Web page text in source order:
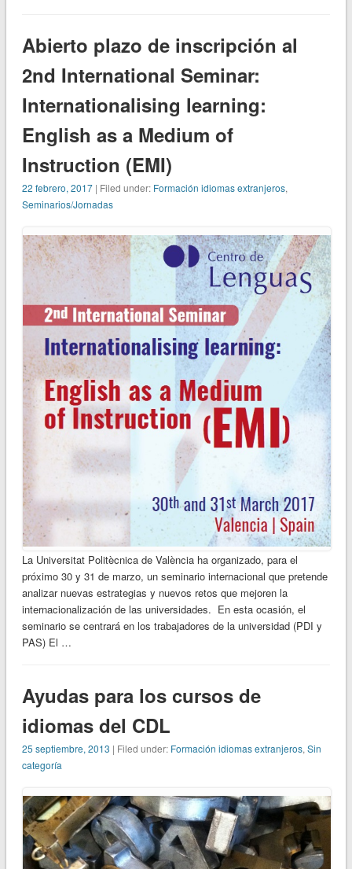
Abierto plazo de inscripción al
2nd International Seminar:
Internationalising learning:
English as a Medium of
Instruction (EMI)
22 febrero, 2017| Filed under: Formación idiomas extranjeros,
Seminarios/Jornadas
La Universitat Politècnica de València ha organizado, para el
próximo 30 y 31 de marzo, un seminario internacional que pretende
analizar nuevas estrategias y nuevos retos que mejoren la
internacionalización de las universidades. En esta ocasión, el
seminario se centrará en los trabajadores de la universidad (PDI y
PAS) El …
Ayudas para los cursos de
idiomas del CDL
25 septiembre, 2013 | Filed under: Formación idiomas extranjeros, Sin
categoría